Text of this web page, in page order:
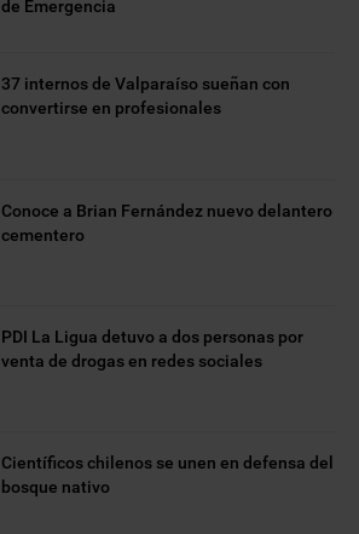
de Emergencia
37 internos de Valparaíso sueñan con
convertirse en profesionales
Conoce a Brian Fernández nuevo delantero
cementero
PDI La Ligua detuvo a dos personas por
venta de drogas en redes sociales
Científicos chilenos se unen en defensa del
bosque nativo